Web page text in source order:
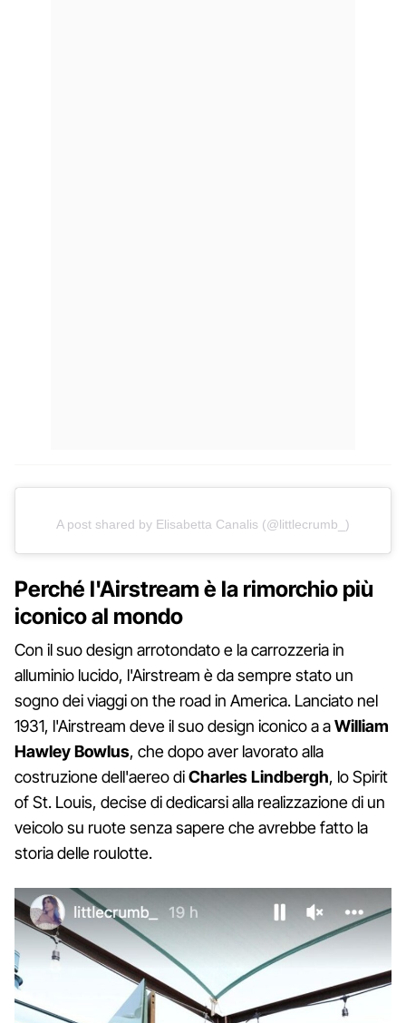
A post shared by Elisabetta Canalis (@littlecrumb_)
Perché l'Airstream è la rimorchio più
iconico al mondo
Con il suo design arrotondato e la carrozzeria in
alluminio lucido, l'Airstream è da sempre stato un
sogno dei viaggi on the road in America. Lanciato nel
1931, l'Airstream deve il suo design iconico a aWilliam
Hawley Bowlus, che dopo aver lavorato alla
costruzione dell'aereo diCharles Lindbergh, lo Spirit
of St. Louis, decise di dedicarsi alla realizzazione di un
veicolo su ruote senza sapere che avrebbe fatto la
storia delle roulotte.